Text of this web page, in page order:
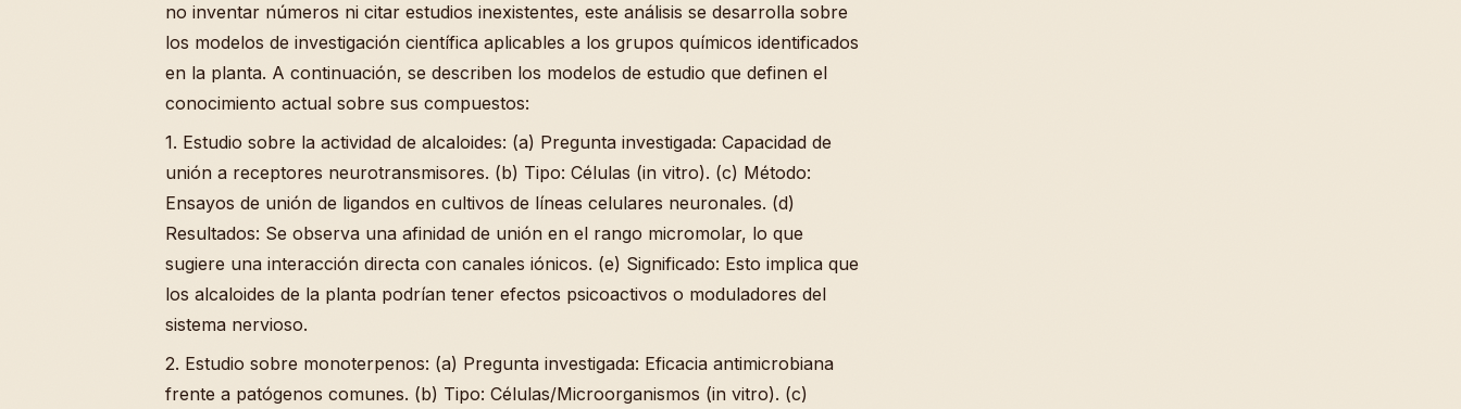
no inventar números ni citar estudios inexistentes, este análisis se desarrolla sobre
los modelos de investigación científica aplicables a los grupos químicos identificados
en la planta. A continuación, se describen los modelos de estudio que definen el
conocimiento actual sobre sus compuestos:
1. Estudio sobre la actividad de alcaloides: (a) Pregunta investigada: Capacidad de
unión a receptores neurotransmisores. (b) Tipo: Células (in vitro). (c) Método:
Ensayos de unión de ligandos en cultivos de líneas celulares neuronales. (d)
Resultados: Se observa una afinidad de unión en el rango micromolar, lo que
sugiere una interacción directa con canales iónicos. (e) Significado: Esto implica que
los alcaloides de la planta podrían tener efectos psicoactivos o moduladores del
sistema nervioso.
2. Estudio sobre monoterpenos: (a) Pregunta investigada: Eficacia antimicrobiana
frente a patógenos comunes. (b) Tipo: Células/Microorganismos (in vitro). (c)